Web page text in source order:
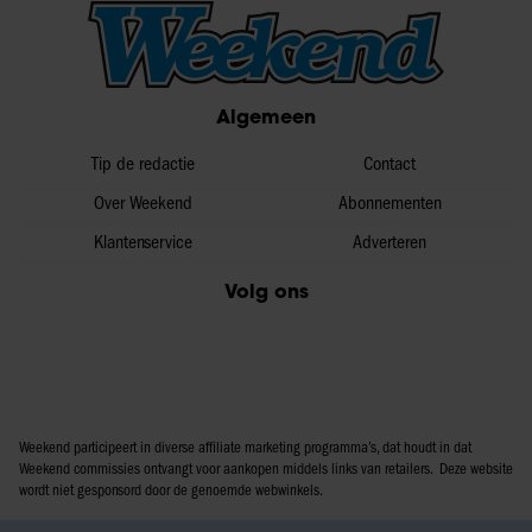
Algemeen
Tip de redactie
Over Weekend
Klantenservice
Contact
Abonnementen
Adverteren
Volg ons
Weekend participeert in diverse affiliate marketing programma’s, dat houdt in dat
Weekend commissies ontvangt voor aankopen middels links van retailers. Deze website
wordt niet gesponsord door de genoemde webwinkels.